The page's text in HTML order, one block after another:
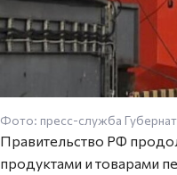
Фото: пресс-служба
Правительство РФ
продуктами и товарами